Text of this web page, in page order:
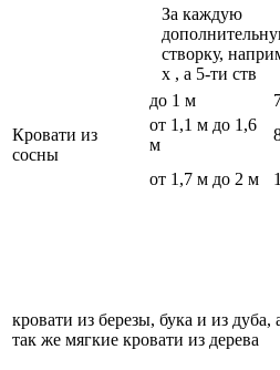
За каждую
створку,
х , а 5-ти ств
Кровати из
сосны
до 1 м
от 1,1 м до 1,6
м
от 1,7 м до 2 м
кровати из березы, бука и из дуба,
так же мягкие кровати из дерева